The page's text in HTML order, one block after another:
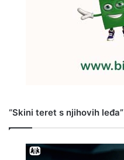
“Skini teret s njihovih leđa”